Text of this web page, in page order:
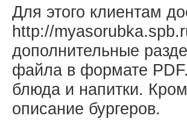
Для этого клиентам
http://
дополнительные
файла в формате
блюда и напитки.
описание бургеров.